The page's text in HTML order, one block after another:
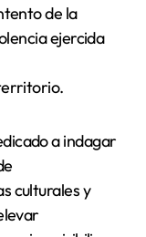
de la
ejercida
a indagar
culturales y